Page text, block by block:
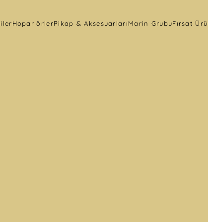
HoparlörlerPikap & AksesuarlarıMarin GrubuFırsat